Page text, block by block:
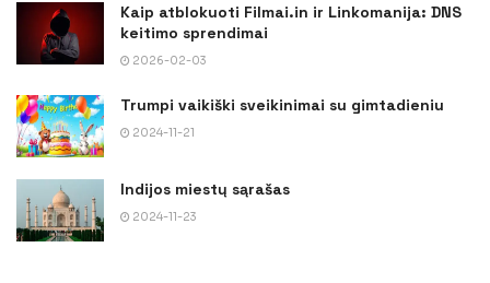
Kaip atblokuoti Filmai.in ir Linkomanija: DNS
keitimo sprendimai
2026-02-03
Trumpi vaikiški sveikinimai su gimtadieniu
2024-11-21
Indijos miestų sąrašas
2024-11-23